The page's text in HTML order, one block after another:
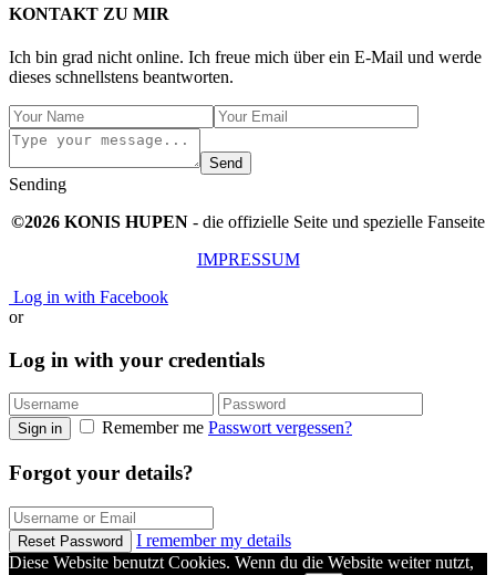
KONTAKT ZU MIR
Ich bin grad nicht online. Ich freue mich über ein E-Mail und werde
dieses schnellstens beantworten.
Send
Sending
©2026 KONIS HUPEN - die offizielle Seite und spezielle Fanseite
IMPRESSUM
Log in with Facebook
or
Log in with your credentials
Sign in Remember me Passwort vergessen?
Forgot your details?
Reset Password
I remember my details
Diese Website benutzt Cookies. Wenn du die Website weiter nutzt,